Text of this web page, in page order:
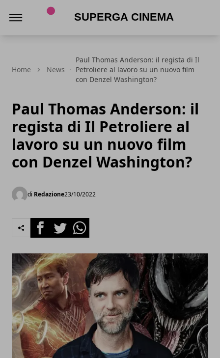
Home News
Paul Thomas Anderson: il regista di Il
Petroliere al lavoro su un nuovo film
con Denzel Washington?
Paul Thomas Anderson: il
regista di Il Petroliere al
lavoro su un nuovo film
con Denzel Washington?
di Redazione23/10/2022
FacebookTwitterWhatsapp